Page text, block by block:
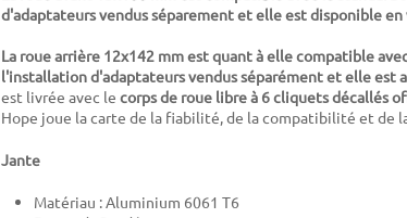
d'adaptateurs vendus séparement et elle est disponible
La roue arrière 12x142 mm est quant à elle compatible
l'installation d'adaptateurs vendus séparément et elle est
est livrée avec le corps de roue libre à 6 cliquets décallés
Hope joue la carte de la fiabilité, de la compatibilité et de
Jante
Matériau : Aluminium 6061 T6